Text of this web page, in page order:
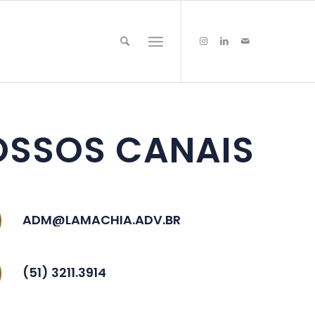
CANAIS
ADM@LAMACHIA.ADV.BR
(51) 3211.3914